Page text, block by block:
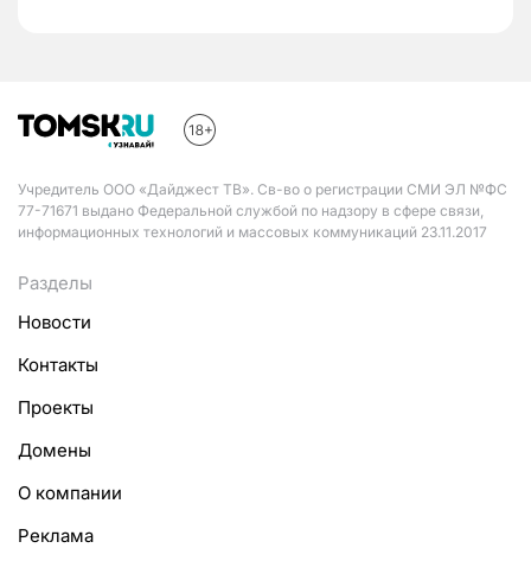
Учредитель ООО «Дайджест ТВ». Св-во о регистрации СМИ ЭЛ №ФС
77-71671 выдано Федеральной службой по надзору в сфере связи,
информационных технологий и массовых коммуникаций 23.11.2017
Разделы
Новости
Контакты
Проекты
Домены
О компании
Реклама